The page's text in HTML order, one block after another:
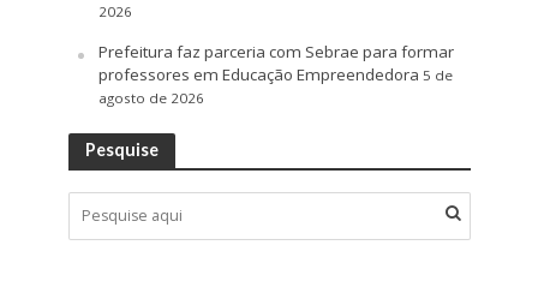
2026
Prefeitura faz parceria com Sebrae para formar
professores em Educação Empreendedora 5 de
agosto de 2026
Pesquise